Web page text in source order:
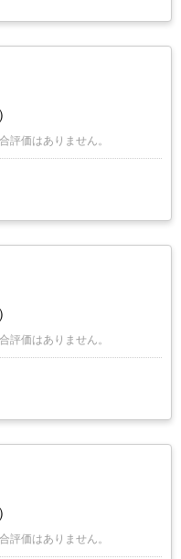
評価はありません。
評価はありません。
評価はありません。